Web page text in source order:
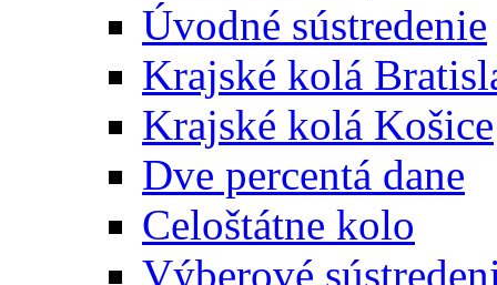
Úvodné sústredenie
Krajské kolá
Krajské kolá Košice
Dve percentá dane
Celoštátne kolo
Výberové